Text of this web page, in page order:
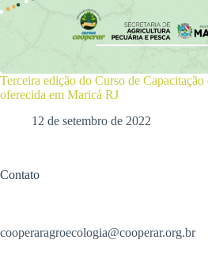
Terceira edição do Curso de
oferecida em Maricá RJ
12 de setembro de 2022
Contato
cooperaragroecologia@cooperar.org.br